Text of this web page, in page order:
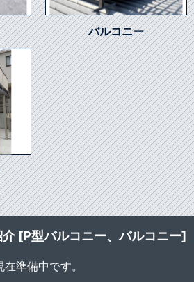
バルコニー
[P型バルコニー、バルコニー]
在準備中です。